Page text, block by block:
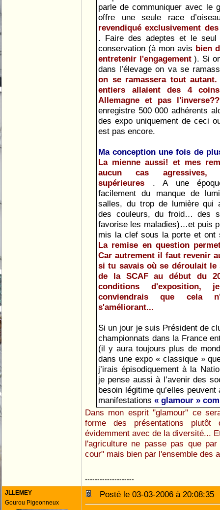
parle de communiquer avec le
offre une seule race
revendiqué exclusivement
. Faire des adeptes et le seul
conservation (à mon avis bien
entretenir l'engagement). Si
dans l’élevage on va se
on se ramassera tout
entiers allaient des 4
Allemagne et pas
enregistre 500 000 adhérents
des expo uniquement de ceci
est pas encore.
Ma conception une fois de
La mienne aussi! et mes
aucun cas agressives,
supérieures . A une
facilement du manque de
salles, du trop de lumière qui
des couleurs, du froid… des
favorise les maladies)…et puis
mis la clef sous la porte et ont
La remise en question
Car autrement il faut revenir
si tu savais où se déroulait le
de la SCAF au début du
conditions
conviendrais que cela
s'améliorant...
Si un jour je suis Président de
championnats dans la France
(il y aura toujours plus de
dans une expo « classique »
j’irais épisodiquement à la
je pense aussi à l’avenir des
besoin légitime qu’elles peuvent
manifestations « glamour »
Dans mon esprit "glamour" ce
forme des présentations
évidemment avec de la diversité...
l'agriculture ne passe pas que
cour" mais bien par l'ensemble des
--------------------
JLLEMEY
Gourou Pigeonneux
Posté le 03-03-2006 à